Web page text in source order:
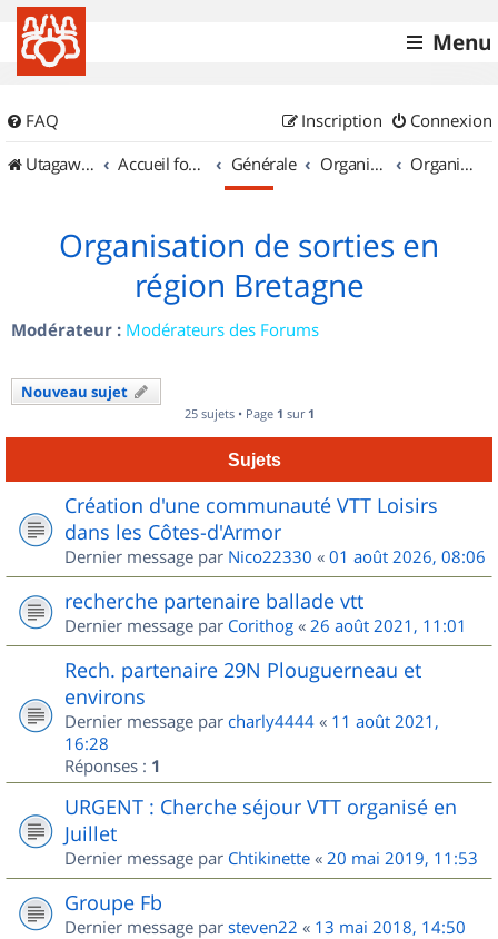
Menu
FAQ Connexion
Inscription
UtagawaVTT (Randos VTT et VTTAE avec traces GPS)
Accueil forum Générale Organisation de sorties & Recherche de partenaires Organisation de sorties en région Bretagne
Organisation de sorties en
région Bretagne
Modérateur : Modérateurs des Forums
Nouveau sujet
25 sujets • Page 1 sur 1
Sujets
Création d'une communauté VTT Loisirs
dans les Côtes-d'Armor
Dernier message par Nico22330 « 01 août 2026, 08:06
recherche partenaire ballade vtt
Dernier message par Corithog « 26 août 2021, 11:01
Rech. partenaire 29N Plouguerneau et
environs
Dernier message par charly4444 « 11 août 2021,
16:28
Réponses : 1
URGENT : Cherche séjour VTT organisé en
Juillet
Dernier message par Chtikinette « 20 mai 2019, 11:53
Groupe Fb
Dernier message par steven22 « 13 mai 2018, 14:50